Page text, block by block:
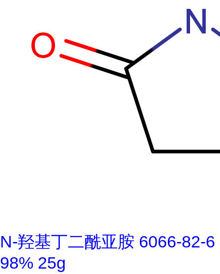
N-羟基丁二酰亚胺 6066-82-6
98% 25g